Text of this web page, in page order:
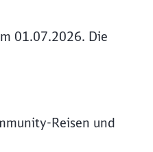
01.07.2026. Die
Reisen und